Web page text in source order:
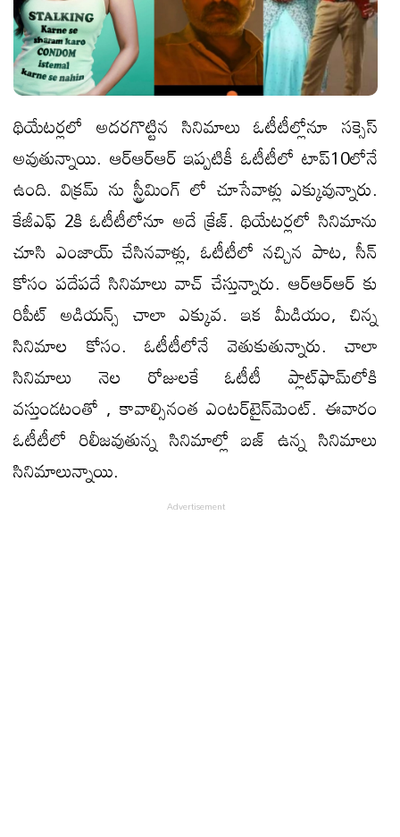
థియేట‌ర్ల‌లో అద‌ర‌గొట్టిన సినిమాలు ఓటీటీల్లోనూ స‌క్సెస్
అవుతున్నాయి. ఆర్‌ఆర్‌ఆర్ ఇప్ప‌టికీ ఓటీటీలో టాప్10లోనే
ఉంది. విక్రమ్ ను స్ట్రీమింగ్ లో చూసేవాళ్లు ఎక్కువున్నారు.
కేజీఎఫ్ 2కి ఓటీటీలోనూ అదే క్రేజ్. థియేట‌ర్ల‌లో సినిమాను
చూసి ఎంజాయ్ చేసిన‌వాళ్లు, ఓటీటీలో న‌చ్చిన పాట‌, సీన్
కోసం ప‌దేప‌దే సినిమాలు వాచ్ చేస్తున్నారు. ఆర్ఆర్ఆర్ కు
రిపీట్ అడియ‌న్స్ చాలా ఎక్కువ. ఇక మీడియం, చిన్న
సినిమాల కోసం. ఓటీటీలోనే వెతుకుతున్నారు. చాలా
సినిమాలు నెల రోజులకే ఓటీటీ ప్లాట్‌ఫామ్‌లోకి
వస్తుండటంతో , కావాల్సినంత ఎంటర్‌టైన్‌మెంట్‌. ఈవారం
ఓటీటీలో రిలీజవుతున్న సినిమాల్లో బ‌జ్ ఉన్న సినిమాలు
సినిమాలున్నాయి.